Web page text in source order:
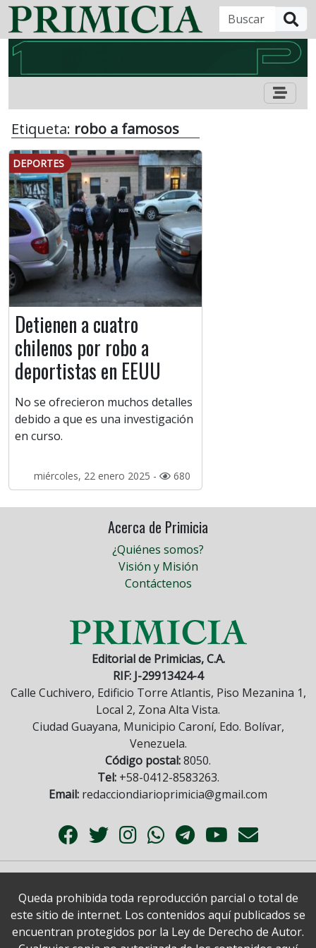
Etiqueta: robo a famosos
DEPORTES
Detienen a cuatro
chilenos por robo a
deportistas en EEUU
No se ofrecieron muchos detalles
debido a que es una investigación
en curso.
miércoles, 22 enero 2025 - 680
Acerca de Primicia
¿Quiénes somos?
Visión y Misión
Contáctenos
Editorial de Primicias, C.A.
RIF: J-29913424-4
Calle Cuchivero, Edificio Torre Atlantis, Piso Mezanina 1,
Local 2, Zona Alta Vista.
Ciudad Guayana, Municipio Caroní, Edo. Bolívar,
Venezuela.
Código postal:8050.
Tel:+58-0412-8583263.
Email: redacciondiarioprimicia@gmail.com
Queda prohibida toda reproducción parcial o total de
este sitio de internet. Los contenidos aquí publicados se
encuentran protegidos por la Ley de Derecho de Autor.